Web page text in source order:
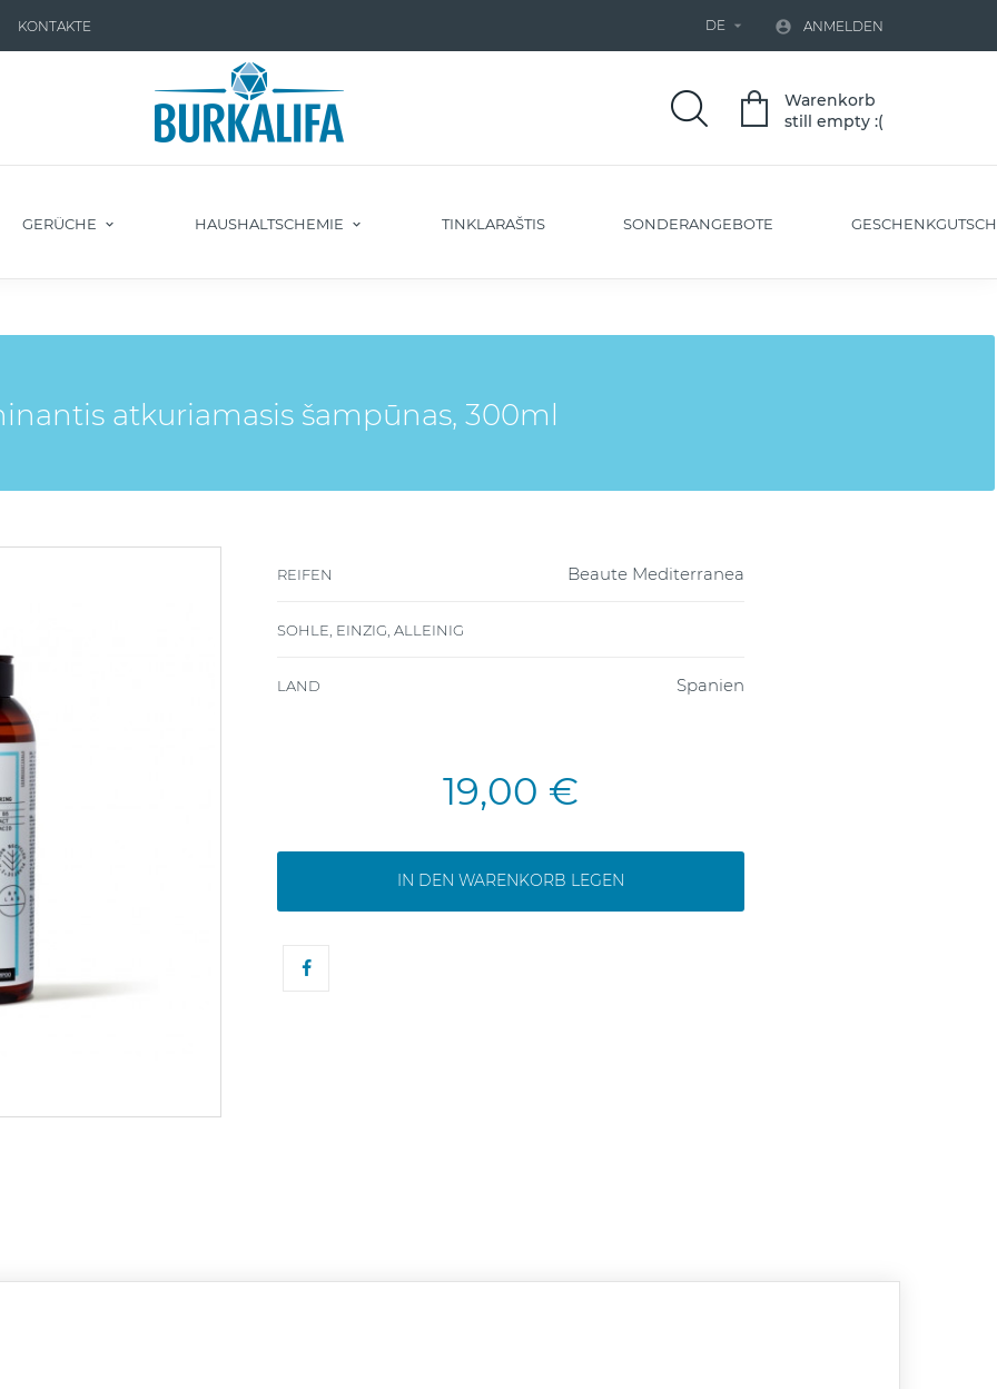
KONTAKTE DE   ANMELDEN
Warenkorb
still empty :(
GERÜCHE HAUSHALTSCHEMIE TINKLARAŠTIS SONDERANGEBOTE
atkuriamasis šampūnas, 300ml
REIFEN Beaute Mediterranea
SOHLE, EINZIG, ALLEINIG
LAND Spanien
19,00 €
IN DEN WARENKORB LEGEN